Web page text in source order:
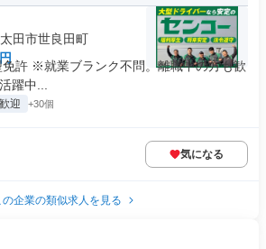
田市世良田町
許 ※就業ブランク不問。離職中の方も歓
躍中...
迎 +30個
気になる
の企業の類似求人を見る